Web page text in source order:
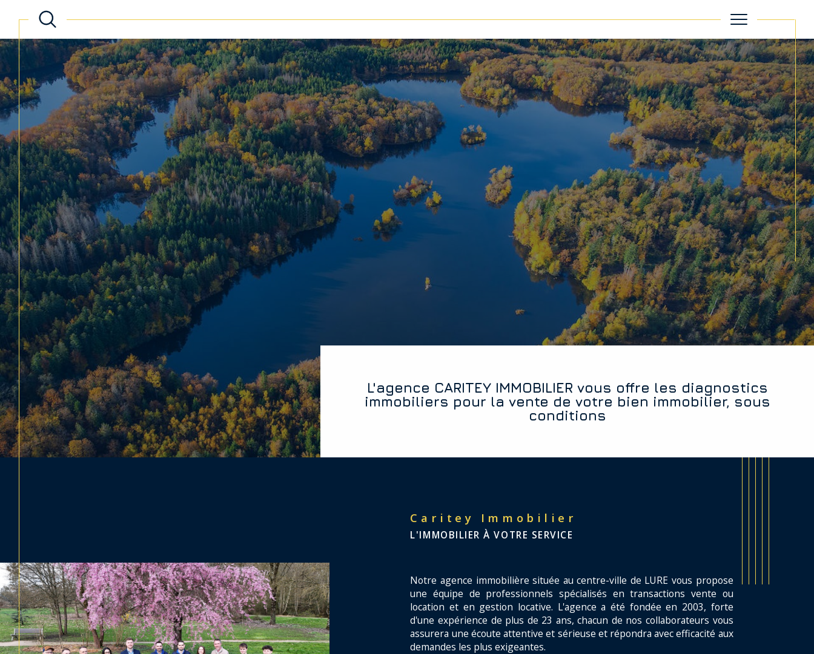
Acheter
de l'ancien
de l'ancien
Louer
à l'année
de l'immo pro
Estimer
TYPE DE BIEN BUDGET filtrer
voir les145annonces
Réinitialiser les filtres
L'agence CARITEY IMMOBILIER vous offre les diagnostics
immobiliers pour la vente de votre bien immobilier, sous
conditions
Caritey Immobilier
L'IMMOBILIER À VOTRE SERVICE
Notre agence immobilière située au centre-ville de LURE vous propose
une équipe de professionnels spécialisés en transactions vente ou
location et en gestion locative. L'agence a été fondée en 2003, forte
d'une expérience de plus de 23 ans, chacun de nos collaborateurs vous
assurera une écoute attentive et sérieuse et répondra avec efficacité aux
demandes les plus exigeantes.